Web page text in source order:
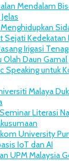
Mendalam
Sejati Kedekatan
Irigasi
Olah Daun Gamal
Speaking untuk
Malaya
Literasi
University
IoT dan AI
UPM Malaysia